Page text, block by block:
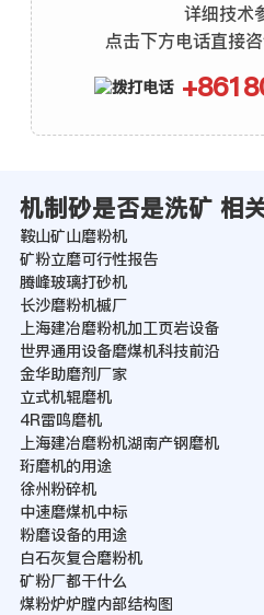
详细技术
点击下方电话直接咨
机制砂是否是洗矿 相
鞍山矿山磨粉机
矿粉立磨可行性报告
腾峰玻璃打砂机
长沙磨粉机槭厂
上海建冶磨粉机加工页岩设备
世界通用设备磨煤机科技前沿
金华助磨剂厂家
立式机辊磨机
4R雷鸣磨机
上海建冶磨粉机湖南产钢磨机
珩磨机的用途
徐州粉碎机
中速磨煤机中标
粉磨设备的用途
白石灰复合磨粉机
矿粉厂都干什么
煤粉炉炉膛内部结构图